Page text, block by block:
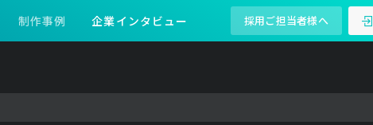
制作事例 企業インタビュー 採用ご担当者様へ